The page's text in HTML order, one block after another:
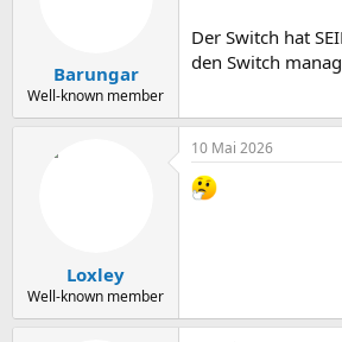
Barungar
Well-known member
Der Switch hat
den Switch
Loxley
Well-known member
10 Mai 2026